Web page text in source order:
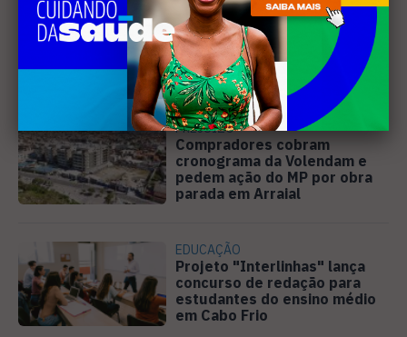
MÚSICA
Banda cabo-friense
Spectrummm apresenta
músicas inéditas no Diveneta
Moto Fest neste sábado (8)
PREJUÍZO
Compradores cobram
cronograma da Volendam e
pedem ação do MP por obra
parada em Arraial
EDUCAÇÃO
Projeto "Interlinhas" lança
concurso de redação para
estudantes do ensino médio
em Cabo Frio